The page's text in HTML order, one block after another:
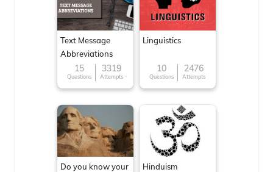
Text Message
Abbreviations
15
Questions
3319
Attempts
Linguistics
10
Questions
2476
Attempts
Do you know your
Hinduism